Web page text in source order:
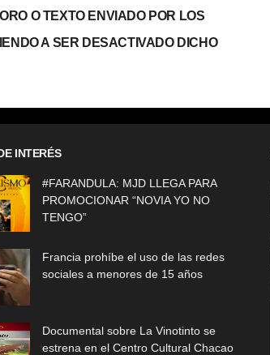
O TEXTO ENVIADO POR LOS
A SER DESACTIVADO DICHO
INTERÉS
#FARANDULA: MJD LLEGA PARA
PROMOCIONAR “NOVIA YO NO
TENGO”
Francia prohíbe el uso de las redes
sociales a menores de 15 años
Documental sobre La Vinotinto se
estrena en el Centro Cultural Chacao